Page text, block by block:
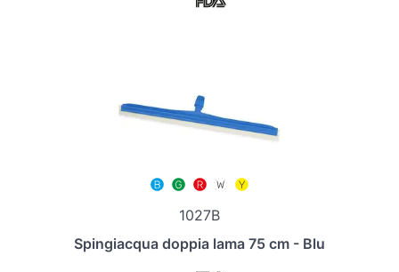
1027B
Spingiacqua doppia lama 75 cm - Blu